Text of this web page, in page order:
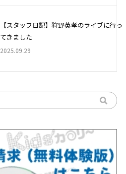
【スタッフ日記】狩野英孝のライブに行っ
てきました
2025.09.29